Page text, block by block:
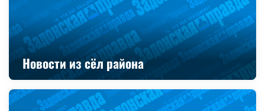
Новости из сёл района